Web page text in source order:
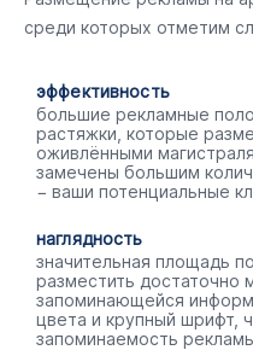
среди которых отметим
эффективность
большие рекламные
растяжки, которые
оживлёнными
замечены большим
− ваши потенциальные
наглядность
значительная площадь
разместить достаточно
запоминающейся
цвета и крупный шрифт,
запоминаемость